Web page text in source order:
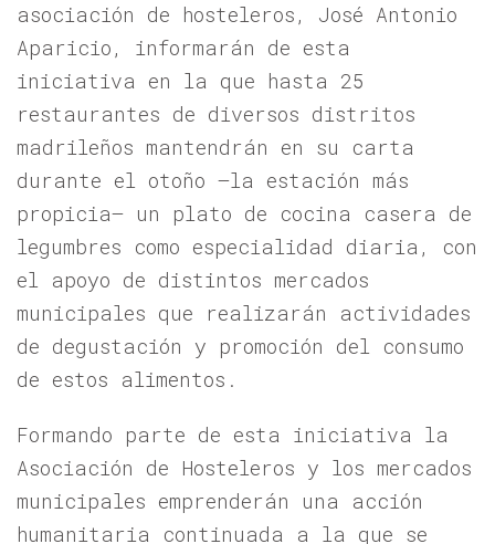
asociación de hosteleros, José Antonio
Aparicio, informarán de esta
iniciativa en la que hasta 25
restaurantes de diversos distritos
madrileños mantendrán en su carta
durante el otoño –la estación más
propicia– un plato de cocina casera de
legumbres como especialidad diaria, con
el apoyo de distintos mercados
municipales que realizarán actividades
de degustación y promoción del consumo
de estos alimentos.
Formando parte de esta iniciativa la
Asociación de Hosteleros y los mercados
municipales emprenderán una acción
humanitaria continuada a la que se